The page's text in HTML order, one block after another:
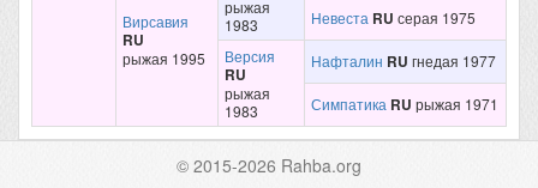
Вирсавия
RU
рыжая 1995
рыжая
1983
Невеста RU серая 1975
Версия
RU
рыжая
1983
Нафталин RU гнедая 1977
Симпатика RU рыжая 1971
© 2015-2026 Rahba.org